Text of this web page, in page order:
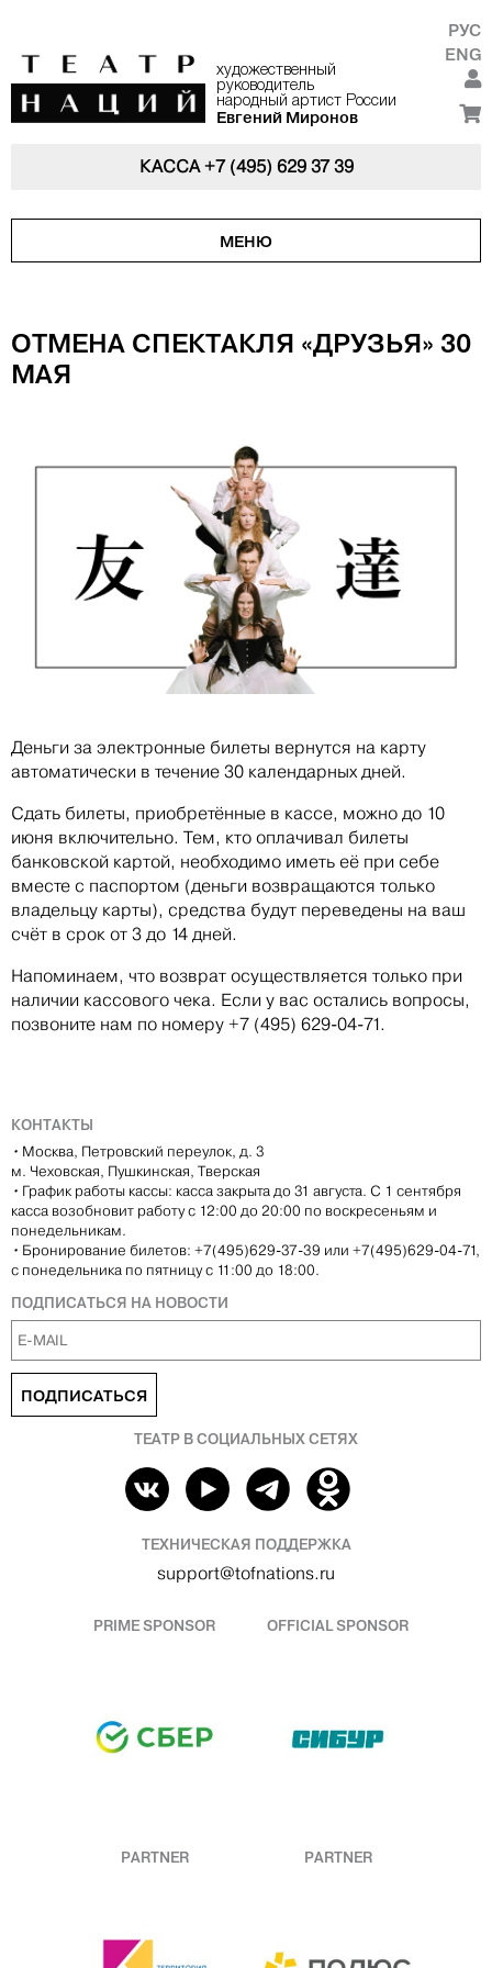
художественный
руководитель
народный артист России
Евгений Миронов
РУС
ENG
КАССА+7 (495) 629 37 39
МЕНЮ
ОТМЕНА СПЕКТАКЛЯ «ДРУЗЬЯ» 30
МАЯ
Деньги за электронные билеты вернутся на карту
автоматически в течение 30 календарных дней.
Сдать билеты, приобретённые в кассе, можно до 10
июня включительно. Тем, кто оплачивал билеты
банковской картой, необходимо иметь её при себе
вместе с паспортом (деньги возвращаются только
владельцу карты), средства будут переведены на ваш
счёт в срок от 3 до 14 дней.
Напоминаем, что возврат осуществляется только при
наличии кассового чека. Если у вас остались вопросы,
позвоните нам по номеру +7 (495) 629-04-71.
КОНТАКТЫ
• Москва, Петровский переулок, д. 3
м. Чеховская, Пушкинская, Тверская
• График работы кассы: касса закрыта до 31 августа. С 1 сентября
касса возобновит работу с 12:00 до 20:00 по воскресеньям и
понедельникам.
• Бронирование билетов: +7(495)629-37-39 или +7(495)629-04-71,
с понедельника по пятницу с 11:00 до 18:00.
ПОДПИСАТЬСЯ НА НОВОСТИ
ПОДПИСАТЬСЯ
ТЕАТР В СОЦИАЛЬНЫХ СЕТЯХ
ТЕХНИЧЕСКАЯ ПОДДЕРЖКА
support@tofnations.ru
PRIME SPONSOR OFFICIAL SPONSOR
PARTNER PARTNER